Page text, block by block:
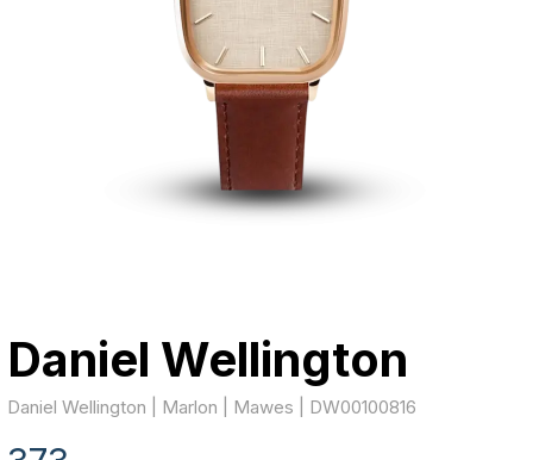
Daniel Wellington
Daniel Wellington | Marlon | Mawes | DW00100816